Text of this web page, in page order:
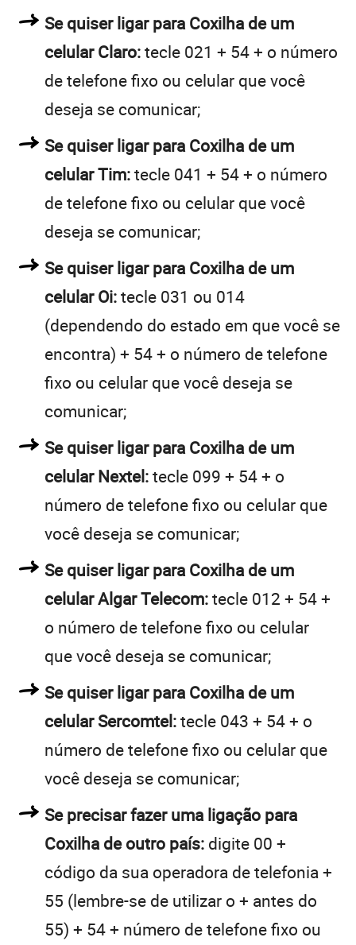
Se quiser ligar para Coxilha de um
celular Claro:tecle 021 + 54 + o número
de telefone fixo ou celular que você
deseja se comunicar;
Se quiser ligar para Coxilha de um
celular Tim:tecle 041 + 54 + o número
de telefone fixo ou celular que você
deseja se comunicar;
Se quiser ligar para Coxilha de um
celular Oi:tecle 031 ou 014
(dependendo do estado em que você se
encontra) + 54 + o número de telefone
fixo ou celular que você deseja se
comunicar;
Se quiser ligar para Coxilha de um
celular Nextel:tecle 099 + 54 + o
número de telefone fixo ou celular que
você deseja se comunicar;
Se quiser ligar para Coxilha de um
celular Algar Telecom:tecle 012 + 54 +
o número de telefone fixo ou celular
que você deseja se comunicar;
Se quiser ligar para Coxilha de um
celular Sercomtel:tecle 043 + 54 + o
número de telefone fixo ou celular que
você deseja se comunicar;
Se precisar fazer uma ligação para
Coxilha de outro país: digite 00 +
código da sua operadora de telefonia +
55 (lembre-se de utilizar o + antes do
55) + 54 + número de telefone fixo ou